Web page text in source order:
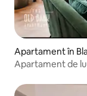
Apartament în
Apartament de